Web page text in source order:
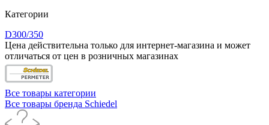
Категории
D300/350
Цена действительна только для интернет-магазина и может
отличаться от цен в розничных магазинах
Все товары категории
Все товары бренда Schiedel